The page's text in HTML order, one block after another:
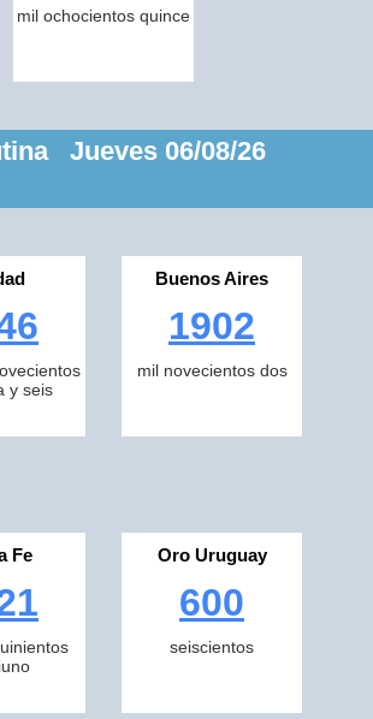
mil ochocientos quince
Jueves 06/08/26
y seis
Buenos Aires
1902
mil novecientos dos
Fe Oro Uruguay
600
seiscientos